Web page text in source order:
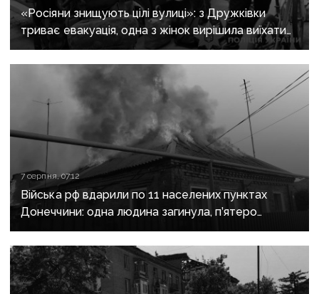
«Росіяни знищують цілі вулиці»: з Дружківки
триває евакуація, одна з жінок вирішила виїхати
після загибелі чоловіка
7 серпня, 07:12
Війська рф вдарили по 11 населених пунктах
Донеччини: одна людина загинула, п’ятеро
поранені